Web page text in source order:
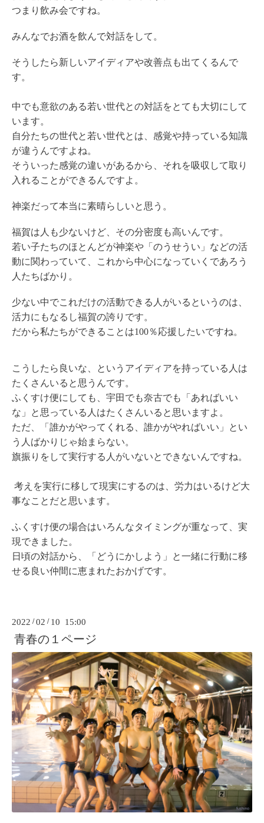
つまり飲み会ですね。
みんなでお酒を飲んで対話をして。
そうしたら新しいアイディアや改善点も出てくるんで
す。
中でも意欲のある若い世代との対話をとても大切にして
います。
自分たちの世代と若い世代とは、感覚や持っている知識
が違うんですよね。
そういった感覚の違いがあるから、それを吸収して取り
入れることができるんですよ。
神楽だって本当に素晴らしいと思う。
福賀は人も少ないけど、その分密度も高いんです。
若い子たちのほとんどが神楽や「のうせうい」などの活
動に関わっていて、これから中心になっていくであろう
人たちばかり。
少ない中でこれだけの活動できる人がいるというのは、
活力にもなるし福賀の誇りです。
だから私たちができることは100％応援したいですね。
こうしたら良いな、というアイディアを持っている人は
たくさんいると思うんです。
ふくすけ便にしても、宇田でも奈古でも「あればいい
な」と思っている人はたくさんいると思いますよ。
ただ、「誰かがやってくれる、誰かがやればいい」とい
う人ばかりじゃ始まらない。
旗振りをして実行する人がいないとできないんですね。
考えを実行に移して現実にするのは、労力はいるけど大
事なことだと思います。
ふくすけ便の場合はいろんなタイミングが重なって、実
現できました。
日頃の対話から、「どうにかしよう」と一緒に行動に移
せる良い仲間に恵まれたおかげです。
2022 /02 / 10 15:00
青春の１ページ